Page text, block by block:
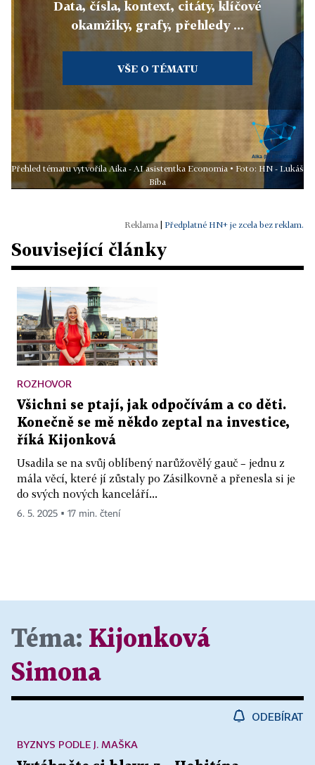
Data, čísla, kontext, citáty, klíčové
okamžiky, grafy, přehledy ...
VŠE O TÉMATU
Přehled tématu vytvořila Aika - AI asistentka Economia • Foto: HN - Lukáš
Bíba
Předplatné HN+ je zcela bez reklam.
Související články
ROZHOVOR
Všichni se ptají, jak odpočívám a co děti.
Konečně se mě někdo zeptal na investice,
říká Kijonková
Usadila se na svůj oblíbený narůžovělý gauč – jednu z
mála věcí, které jí zůstaly po Zásilkovně a přenesla si je
do svých nových kanceláří...
6. 5. 2025 ▪ 17 min. čtení
Téma: Kijonková
Simona
ODEBÍRAT
BYZNYS PODLE J. MAŠKA